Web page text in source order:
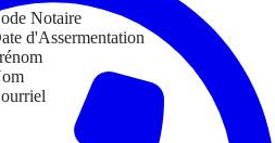
Notaire
d'Assermentation